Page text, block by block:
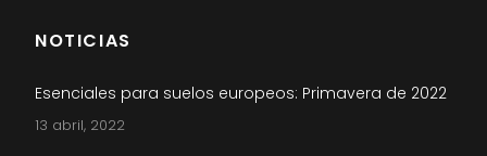
NOTICIAS
Esenciales para suelos europeos: Primavera de 2022
13 abril, 2022